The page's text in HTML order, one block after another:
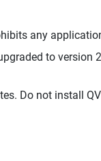
any
to
Do not install